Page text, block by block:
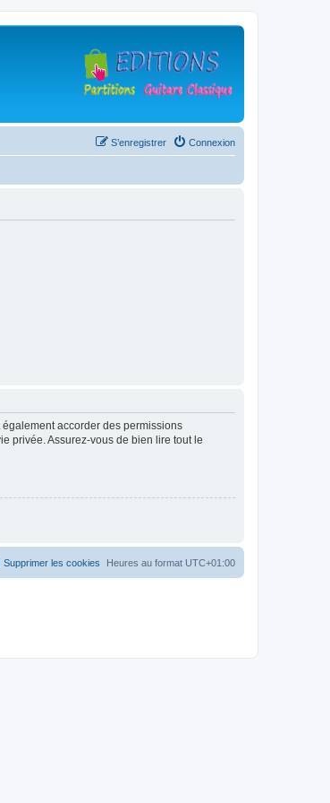
Connexion
S’enregistrer
accorder des permissions
privée. Assurez-vous de bien lire tout le
Heures au format UTC+01:00
Supprimer les cookies